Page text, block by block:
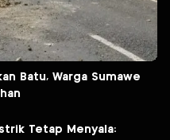
Batu, Warga Sumawe